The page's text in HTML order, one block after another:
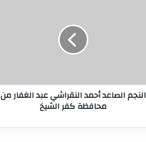
النجم الصاعد أحمد النقراشي عبد الغفار من
محافظة كفر الشيخ